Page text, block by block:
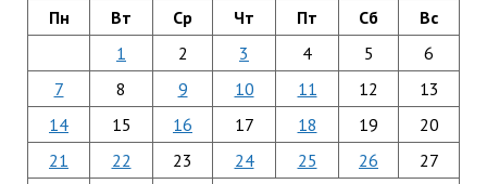
Пн Вт Ср Чт Пт Сб Вс
1 2 3 4 5
6
7
8 9 10 11 12
13
14
15 16 17 18 19
20
21
22 23 24 25 26
27